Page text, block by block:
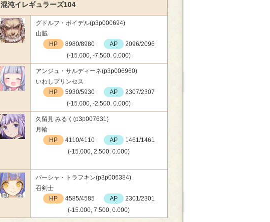
混沌イレギュラーズ104
グドルフ・ボイデル(p3p000694)
山賊
HP
8980/8980 AP
2096/2096
(-15.000, -7.500, 0.000)
アンジュ・サルディーネ(p3p006960)
いわしプリンセス
HP
5930/5930 AP
2307/2307
(-15.000, -2.500, 0.000)
久留見 みるく(p3p007631)
月輪
HP
4110/4110 AP
1461/1461
(-15.000, 2.500, 0.000)
パーシャ・トラフキン(p3p006384)
召剣士
HP
4585/4585 AP
2301/2301
(-15.000, 7.500, 0.000)